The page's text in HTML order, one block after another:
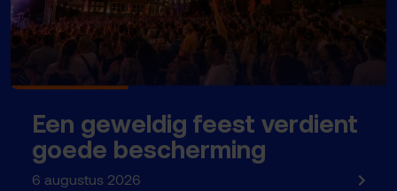
Een geweldig feest verdient
goede bescherming
6 augustus 2026